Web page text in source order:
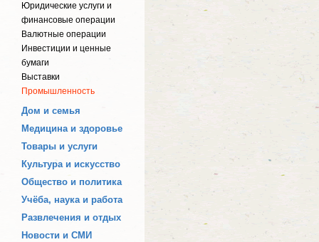
Юридические услуги и
финансовые операции
Валютные операции
Инвестиции и ценные
бумаги
Выставки
Промышленность
Дом и семья
Медицина и здоровье
Товары и услуги
Культура и искусство
Общество и политика
Учёба, наука и работа
Развлечения и отдых
Новости и СМИ